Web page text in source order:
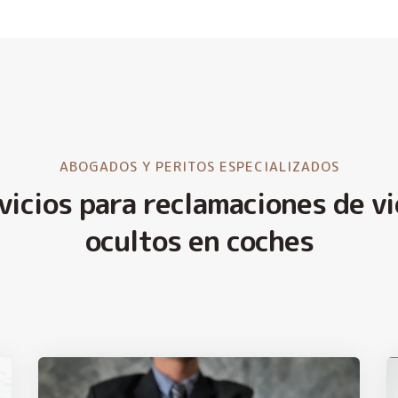
ABOGADOS Y PERITOS ESPECIALIZADOS
para reclamaciones de
ocultos en coches